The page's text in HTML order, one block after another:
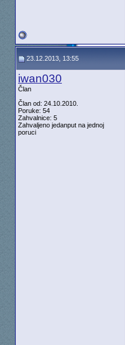
23.12.2013, 13:55
iwan030
Član
Član od: 24.10.2010.
Poruke: 54
Zahvalnice: 5
Zahvaljeno jedanput na jednoj
poruci